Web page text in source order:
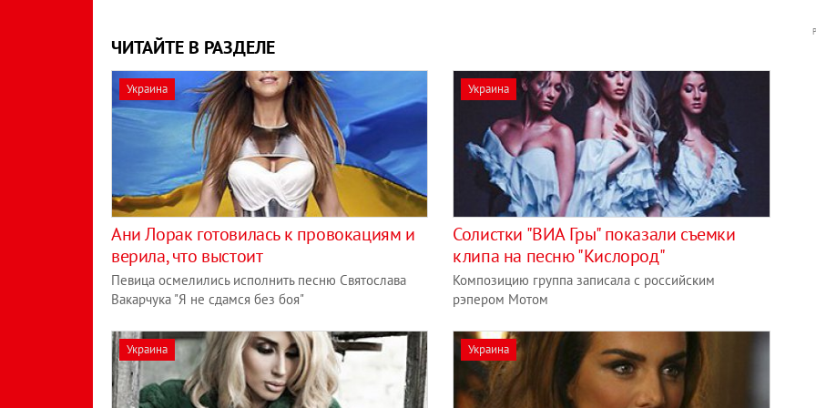
ЧИТАЙТЕ В РАЗДЕЛЕ
Украина
Ани Лорак готовилась к провокациям и
верила, что выстоит
Певица осмелились исполнить песню Святослава
Вакарчука "Я не сдамся без боя"
Украина
Солистки "ВИА Гры" показали съемки
клипа на песню "Кислород"
Композицию группа записала с российским
рэпером Мотом
Украина Украина